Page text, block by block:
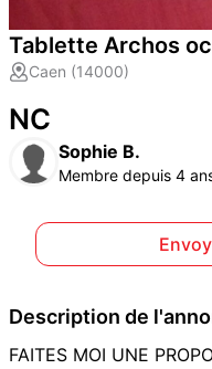
Tablette Archos
Caen (14000)
NC
Sophie B.
Membre depuis 4
Description de
FAITES MOI UNE